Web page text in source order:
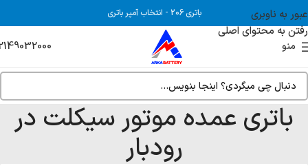
عبور به ناوبری
رفتن به محتوای اصلی
باتری 206 - انتخاب آمپر باتری
منو
باتری عمده موتور سیکلت در
رودبار